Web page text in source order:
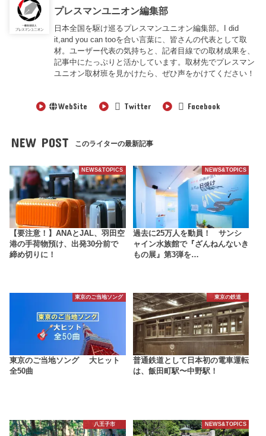
プレスマンユニオン編集部
日本全国を駆け巡るプレスマンユニオン編集部。I did
it,and you can tooを合い言葉に、皆さんの代表として取
材。ユーザー代表の気持ちと、記者目線での取材成果を、
記事中にたっぷりと活かしています。取材先でプレスマン
ユニオン取材班を見かけたら、ぜひ声をかけてください！
WebSite Twitter Facebook
NEW POST このライターの最新記事
NEWS&TOPICS
【要注意！】ANAとJAL、羽田空
港の手荷物預け、出発30分前で
締め切りに！
NEWS&TOPICS
過去に25万人を動員！ サンシ
ャイン水族館で『ざんねんないき
もの展』第3弾を…
東京のご当地ソング
東京のご当地ソング 大ヒット
全50曲
東京の鉄道
普通鉄道として日本初の電車運転
は、飯田町駅〜中野駅！
八王子市 NEWS&TOPICS